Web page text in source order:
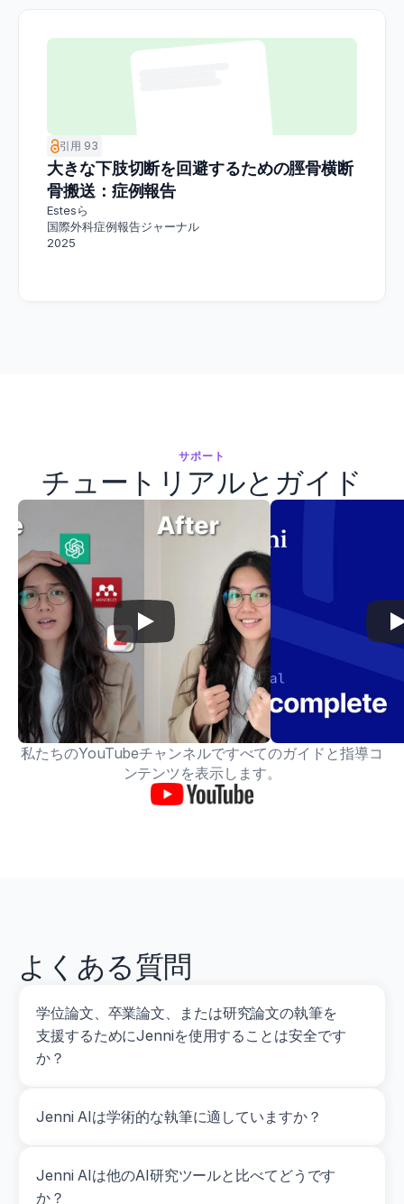
引用 93
大きな下肢切断を回避するための脛骨横断
骨搬送：症例報告
Estesら
国際外科症例報告ジャーナル
2025
サポート
チュートリアルとガイド
私たちのYouTubeチャンネルですべてのガイドと指導コ
ンテンツを表示します。
よくある質問
学位論文、卒業論文、または研究論文の執筆を
支援するためにJenniを使用することは安全です
か？
Jenni AIは学術的な執筆に適していますか？
Jenni AIは他のAI研究ツールと比べてどうです
か？